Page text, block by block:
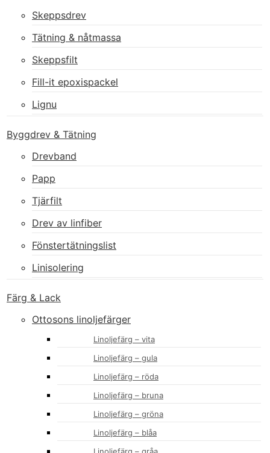
Skeppsdrev
Tätning & nåtmassa
Skeppsfilt
Fill-it epoxispackel
Lignu
Byggdrev & Tätning
Drevband
Papp
Tjärfilt
Drev av linfiber
Fönstertätningslist
Linisolering
Färg & Lack
Ottosons linoljefärger
Linoljefärg – vita
Linoljefärg – gula
Linoljefärg – röda
Linoljefärg – bruna
Linoljefärg – gröna
Linoljefärg – blåa